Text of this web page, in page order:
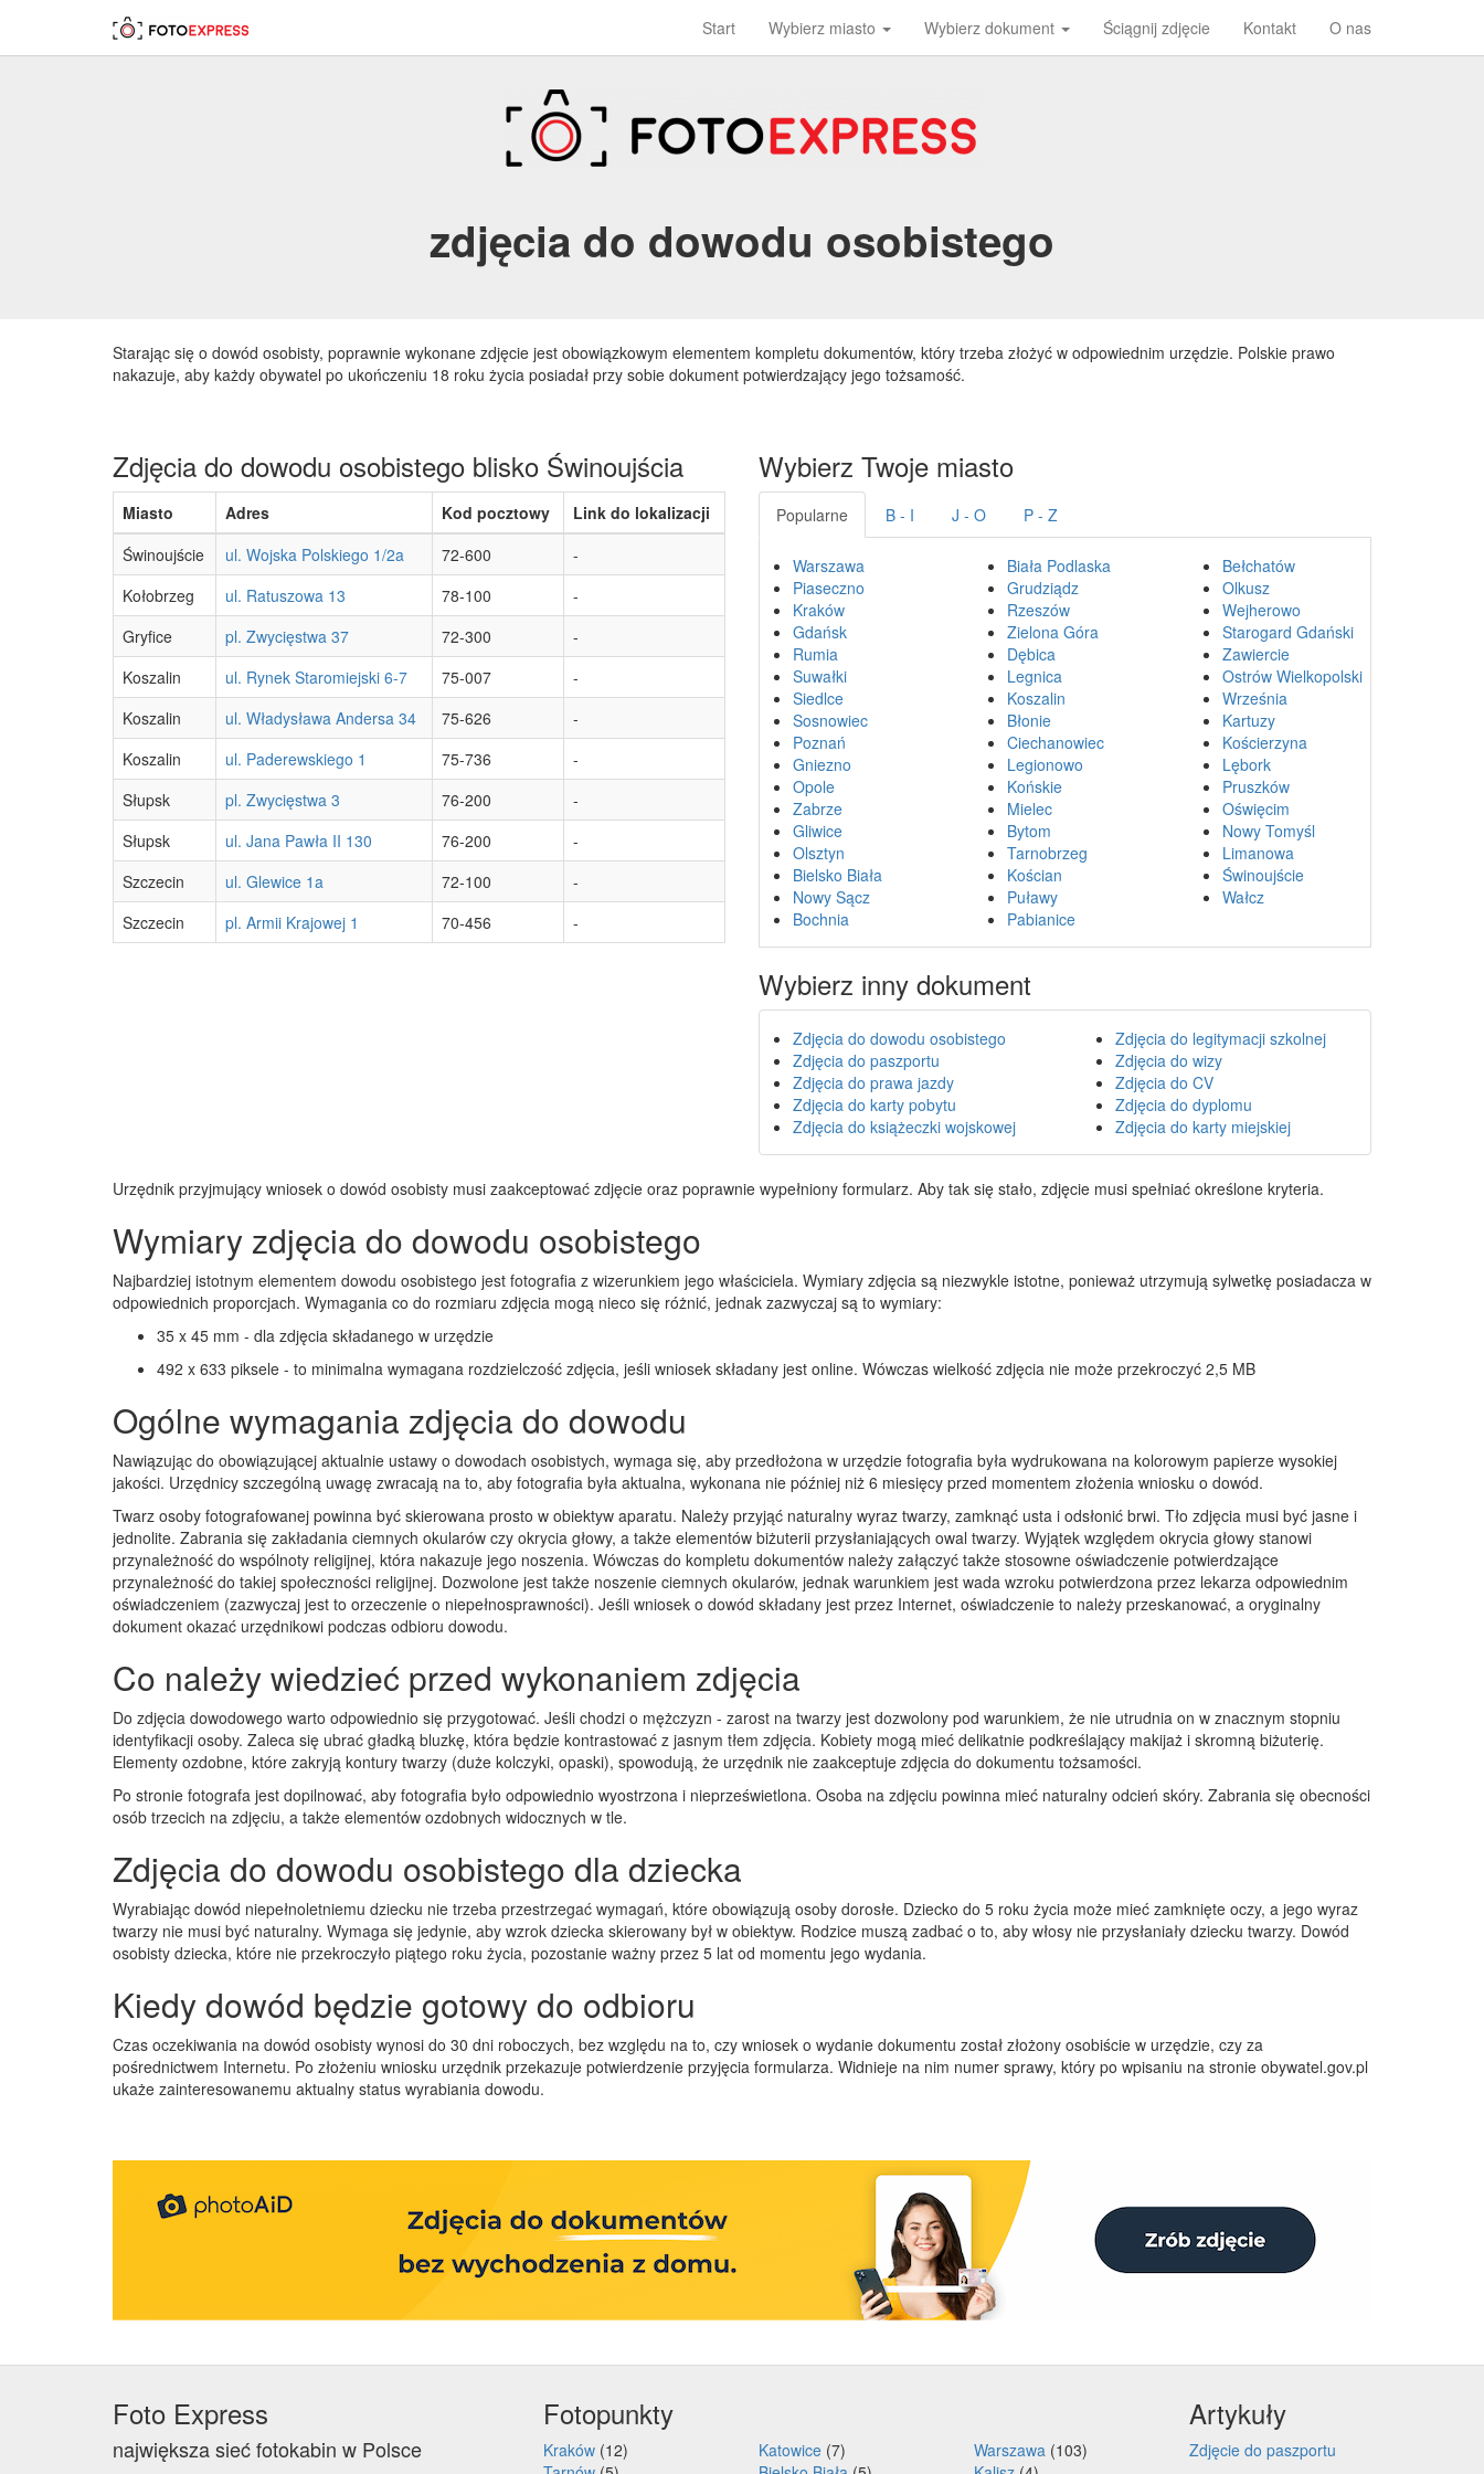
Start Wybierz miasto Wybierz dokument Ściągnij zdjęcie Kontakt O nas
zdjęcia do dowodu osobistego
Starając się o dowód osobisty, poprawnie wykonane zdjęcie jest obowiązkowym elementem kompletu dokumentów, który trzeba złożyć w odpowiednim urzędzie. Polskie prawo
nakazuje, aby każdy obywatel po ukończeniu 18 roku życia posiadał przy sobie dokument potwierdzający jego tożsamość.
Zdjęcia do dowodu osobistego blisko Świnoujścia
Miasto Adres Kod pocztowy
Link do lokalizacji
Świnoujście
ul. Wojska Polskiego 1/2a 72-600
-
Kołobrzeg
ul. Ratuszowa 13 78-100
-
Gryfice
pl. Zwycięstwa 37 72-300
-
Koszalin
ul. Rynek Staromiejski 6-7 75-007
-
Koszalin
ul. Władysława Andersa 34 75-626
-
Koszalin
ul. Paderewskiego 1 75-736
-
Słupsk
pl. Zwycięstwa 3 76-200
-
Słupsk
ul. Jana Pawła II 130 76-200
-
Szczecin
ul. Glewice 1a 72-100
-
Szczecin
pl. Armii Krajowej 1 70-456 -
Wybierz Twoje miasto
Popularne B - I J - O P - Z
Warszawa
Piaseczno
Kraków
Gdańsk
Rumia
Suwałki
Siedlce
Sosnowiec
Poznań
Gniezno
Opole
Zabrze
Gliwice
Olsztyn
Bielsko Biała
Nowy Sącz
Bochnia
Biała Podlaska
Grudziądz
Rzeszów
Zielona Góra
Dębica
Legnica
Koszalin
Błonie
Ciechanowiec
Legionowo
Końskie
Mielec
Bytom
Tarnobrzeg
Kościan
Puławy
Pabianice
Bełchatów
Olkusz
Wejherowo
Starogard Gdański
Zawiercie
Ostrów Wielkopolski
Września
Kartuzy
Kościerzyna
Lębork
Pruszków
Oświęcim
Nowy Tomyśl
Limanowa
Świnoujście
Wałcz
Wybierz inny dokument
Zdjęcia do dowodu osobistego
Zdjęcia do paszportu
Zdjęcia do prawa jazdy
Zdjęcia do karty pobytu
Zdjęcia do książeczki wojskowej
Zdjęcia do legitymacji szkolnej
Zdjęcia do wizy
Zdjęcia do CV
Zdjęcia do dyplomu
Zdjęcia do karty miejskiej
Urzędnik przyjmujący wniosek o dowód osobisty musi zaakceptować zdjęcie oraz poprawnie wypełniony formularz. Aby tak się stało, zdjęcie musi spełniać określone kryteria.
Wymiary zdjęcia do dowodu osobistego
Najbardziej istotnym elementem dowodu osobistego jest fotografia z wizerunkiem jego właściciela. Wymiary zdjęcia są niezwykle istotne, ponieważ utrzymują sylwetkę posiadacza w
odpowiednich proporcjach. Wymagania co do rozmiaru zdjęcia mogą nieco się różnić, jednak zazwyczaj są to wymiary:
35 x 45 mm - dla zdjęcia składanego w urzędzie
492 x 633 piksele - to minimalna wymagana rozdzielczość zdjęcia, jeśli wniosek składany jest online. Wówczas wielkość zdjęcia nie może przekroczyć 2,5 MB
Ogólne wymagania zdjęcia do dowodu
Nawiązując do obowiązującej aktualnie ustawy o dowodach osobistych, wymaga się, aby przedłożona w urzędzie fotografia była wydrukowana na kolorowym papierze wysokiej
jakości. Urzędnicy szczególną uwagę zwracają na to, aby fotografia była aktualna, wykonana nie później niż 6 miesięcy przed momentem złożenia wniosku o dowód.
Twarz osoby fotografowanej powinna być skierowana prosto w obiektyw aparatu. Należy przyjąć naturalny wyraz twarzy, zamknąć usta i odsłonić brwi. Tło zdjęcia musi być jasne i
jednolite. Zabrania się zakładania ciemnych okularów czy okrycia głowy, a także elementów biżuterii przysłaniających owal twarzy. Wyjątek względem okrycia głowy stanowi
przynależność do wspólnoty religijnej, która nakazuje jego noszenia. Wówczas do kompletu dokumentów należy załączyć także stosowne oświadczenie potwierdzające
przynależność do takiej społeczności religijnej. Dozwolone jest także noszenie ciemnych okularów, jednak warunkiem jest wada wzroku potwierdzona przez lekarza odpowiednim
oświadczeniem (zazwyczaj jest to orzeczenie o niepełnosprawności). Jeśli wniosek o dowód składany jest przez Internet, oświadczenie to należy przeskanować, a oryginalny
dokument okazać urzędnikowi podczas odbioru dowodu.
Co należy wiedzieć przed wykonaniem zdjęcia
Do zdjęcia dowodowego warto odpowiednio się przygotować. Jeśli chodzi o mężczyzn - zarost na twarzy jest dozwolony pod warunkiem, że nie utrudnia on w znacznym stopniu
identyfikacji osoby. Zaleca się ubrać gładką bluzkę, która będzie kontrastować z jasnym tłem zdjęcia. Kobiety mogą mieć delikatnie podkreślający makijaż i skromną biżuterię.
Elementy ozdobne, które zakryją kontury twarzy (duże kolczyki, opaski), spowodują, że urzędnik nie zaakceptuje zdjęcia do dokumentu tożsamości.
Po stronie fotografa jest dopilnować, aby fotografia było odpowiednio wyostrzona i nieprześwietlona. Osoba na zdjęciu powinna mieć naturalny odcień skóry. Zabrania się obecności
osób trzecich na zdjęciu, a także elementów ozdobnych widocznych w tle.
Zdjęcia do dowodu osobistego dla dziecka
Wyrabiając dowód niepełnoletniemu dziecku nie trzeba przestrzegać wymagań, które obowiązują osoby dorosłe. Dziecko do 5 roku życia może mieć zamknięte oczy, a jego wyraz
twarzy nie musi być naturalny. Wymaga się jedynie, aby wzrok dziecka skierowany był w obiektyw. Rodzice muszą zadbać o to, aby włosy nie przysłaniały dziecku twarzy. Dowód
osobisty dziecka, które nie przekroczyło piątego roku życia, pozostanie ważny przez 5 lat od momentu jego wydania.
Kiedy dowód będzie gotowy do odbioru
Czas oczekiwania na dowód osobisty wynosi do 30 dni roboczych, bez względu na to, czy wniosek o wydanie dokumentu został złożony osobiście w urzędzie, czy za
pośrednictwem Internetu. Po złożeniu wniosku urzędnik przekazuje potwierdzenie przyjęcia formularza. Widnieje na nim numer sprawy, który po wpisaniu na stronie obywatel.gov.pl
ukaże zainteresowanemu aktualny status wyrabiania dowodu.
Foto Express
największa sieć fotokabin w Polsce
Fotopunkty
Kraków (12) Katowice (7) Warszawa (103)
Artykuły
Zdjęcie do paszportu